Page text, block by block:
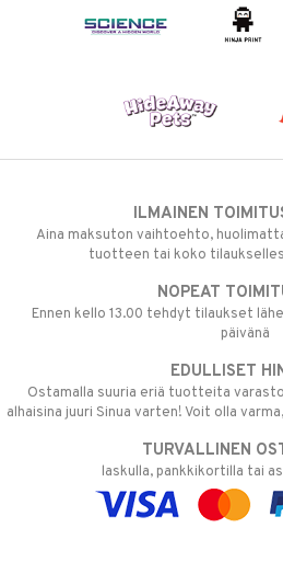
ILMAINEN
Aina maksuton vaihtoehto,
tuotteen tai koko
NOPEAT
Ennen kello 13.00 tehdyt tilaukset
päivänä
EDULLISET
Ostamalla suuria eriä tuotteita
alhaisina juuri Sinua varten! Voit olla
TURVALLINEN
laskulla, pankkikortilla tai